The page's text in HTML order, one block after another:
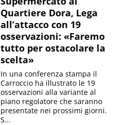
Quartiere Dora, Lega
all’attacco con 19
osservazioni: «Faremo
tutto per ostacolare la
scelta»
In una conferenza stampa il
Carroccio ha illustrato le 19
osservazioni alla variante al
piano regolatore che saranno
presentate nei prossimi giorni.
S...